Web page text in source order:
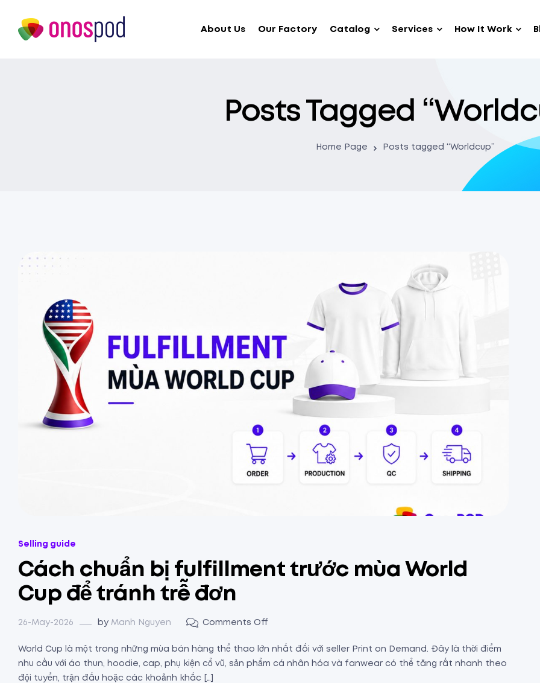
About Us Our Factory Catalog Services How It Work
Posts Tagged
Home Page Posts tagged “Worldcup”
Selling guide
Cách chuẩn bị fulfillment trước mùa World
Cup để tránh trễ đơn
26-May-2026 by Manh Nguyen Comments Off
World Cup là một trong những mùa bán hàng thể thao lớn nhất đối với seller Print on Demand. Đây là thời điểm
nhu cầu với áo thun, hoodie, cap, phụ kiện cổ vũ, sản phẩm cá nhân hóa và fanwear có thể tăng rất nhanh theo
đội tuyển, trận đấu hoặc các khoảnh khắc […]